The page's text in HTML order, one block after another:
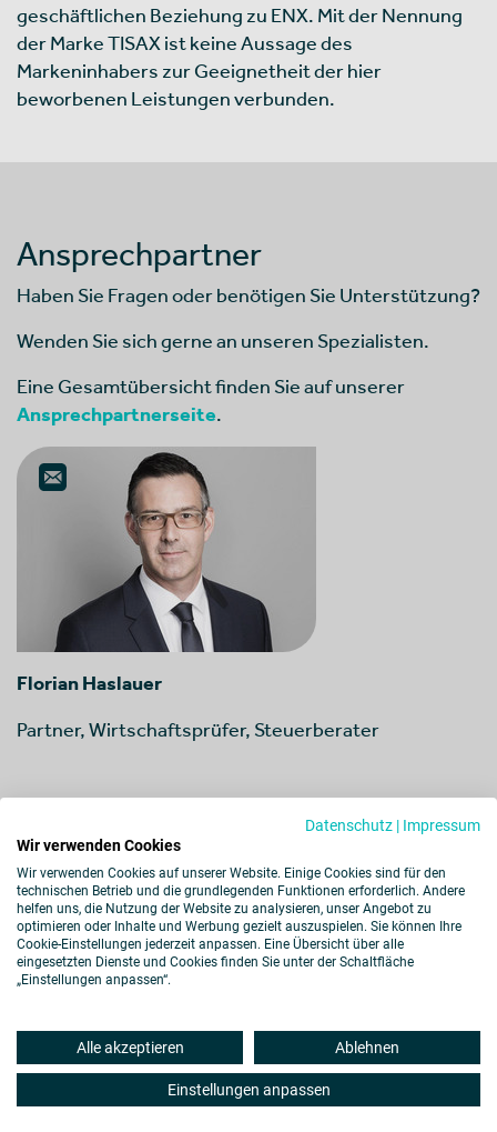
geschäftlichen Beziehung zu ENX. Mit der Nennung
der Marke TISAX ist keine Aussage des
Markeninhabers zur Geeignetheit der hier
beworbenen Leistungen verbunden.
Ansprechpartner
Haben Sie Fragen oder benötigen Sie Unterstützung?
Wenden Sie sich gerne an unseren Spezialisten.
Eine Gesamtübersicht finden Sie auf unserer
Ansprechpartnerseite.
Florian Haslauer
Partner, Wirtschaftsprüfer, Steuerberater
Zum Profil
Barrierefreiheit
Hinweisgebersystem
Disclaimer
Sitemap
Datenschutz | Impressum
Wir verwenden Cookies
Wir verwenden Cookies auf unserer Website. Einige Cookies sind für den
technischen Betrieb und die grundlegenden Funktionen erforderlich. Andere
helfen uns, die Nutzung der Website zu analysieren, unser Angebot zu
optimieren oder Inhalte und Werbung gezielt auszuspielen. Sie können Ihre
Cookie-Einstellungen jederzeit anpassen. Eine Übersicht über alle
eingesetzten Dienste und Cookies finden Sie unter der Schaltfläche
„Einstellungen anpassen“.
Alle akzeptieren Ablehnen
Einstellungen anpassen